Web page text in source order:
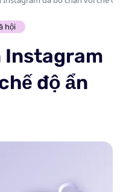
hội
Instagram
độ ẩn